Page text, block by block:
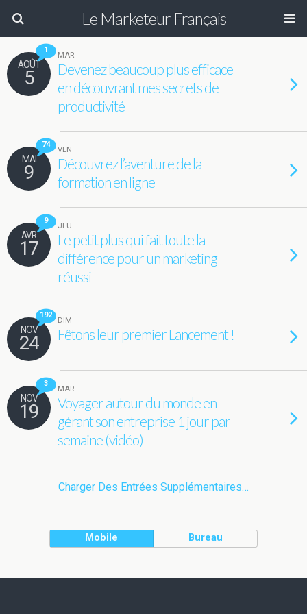
Le Marketeur Français
1
AOÛT
5
MAR
Devenez beaucoup plus efficace
en découvrant mes secrets de
productivité
74
MAI
9
VEN
Découvrez l’aventure de la
formation en ligne
9
AVR
17
JEU
Le petit plus qui fait toute la
différence pour un marketing
réussi
192
NOV
24
DIM
Fêtons leur premier Lancement !
3
NOV
19
MAR
Voyager autour du monde en
gérant son entreprise 1 jour par
semaine (vidéo)
Charger Des Entrées Supplémentaires…
Mobile Bureau